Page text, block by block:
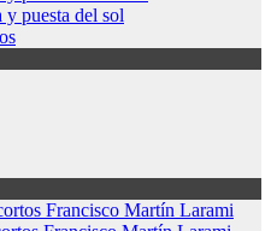
y puesta del sol
Francisco Martín Larami